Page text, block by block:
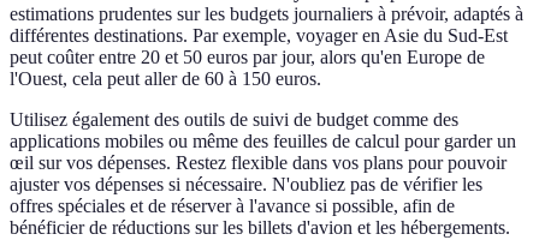
estimations prudentes sur les budgets journaliers à prévoir, adaptés à
différentes destinations. Par exemple, voyager en Asie du Sud-Est
peut coûter entre 20 et 50 euros par jour, alors qu'en Europe de
l'Ouest, cela peut aller de 60 à 150 euros.
Utilisez également des outils de suivi de budget comme des
applications mobiles ou même des feuilles de calcul pour garder un
œil sur vos dépenses. Restez flexible dans vos plans pour pouvoir
ajuster vos dépenses si nécessaire. N'oubliez pas de vérifier les
offres spéciales et de réserver à l'avance si possible, afin de
bénéficier de réductions sur les billets d'avion et les hébergements.